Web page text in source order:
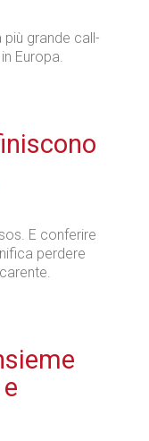
grande call-
Europa.
E conferire
perdere